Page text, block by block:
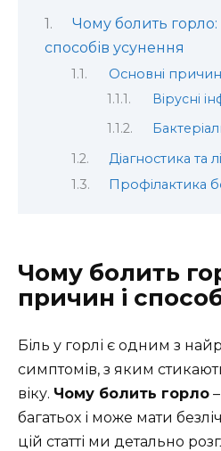
Чому болить горло:
способів усунення
Основні
Вірусні
Діагностика та
Профілактика
Чому болить
причин і
Біль у горлі є одним з
симптомів, з яким
віку. Чому болить горло
багатьох і може мати
цій статті ми детально